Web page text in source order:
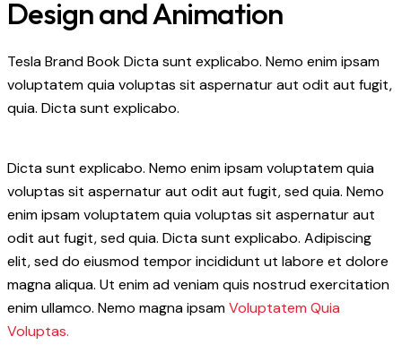
Design and Animation
Tesla Brand Book Dicta sunt explicabo. Nemo enim ipsam
voluptatem quia voluptas sit aspernatur aut odit aut fugit,
quia. Dicta sunt explicabo.
Dicta sunt explicabo. Nemo enim ipsam voluptatem quia
voluptas sit aspernatur aut odit aut fugit, sed quia. Nemo
enim ipsam voluptatem quia voluptas sit aspernatur aut
odit aut fugit, sed quia. Dicta sunt explicabo. Adipiscing
elit, sed do eiusmod tempor incididunt ut labore et dolore
magna aliqua. Ut enim ad veniam quis nostrud exercitation
enim ullamco. Nemo magna ipsamVoluptatem Quia
Voluptas.